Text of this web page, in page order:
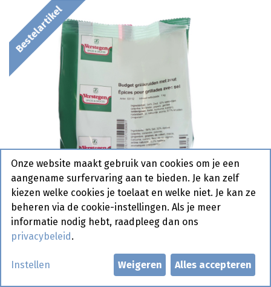
Bestelartikel
Budget Grillkruiden M/Z
Onze website maakt gebruik van cookies om je een
aangename surfervaring aan te bieden. Je kan zelf
kiezen welke cookies je toelaat en welke niet. Je kan ze
beheren via de cookie-instellingen. Als je meer
informatie nodig hebt, raadpleeg dan ons
privacybeleid .
Instellen Weigeren Alles accepteren